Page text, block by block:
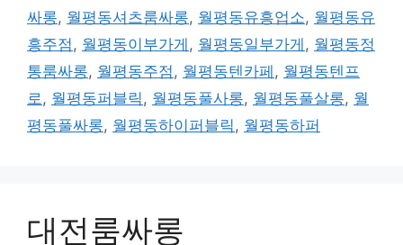
싸롱, 월평동셔츠룸싸롱, 월평동유흥업소, 월평동유
흥주점 , 월평동이부가게 , 월평동일부가게 , 월평동정
통룸싸롱, 월평동주점 , 월평동텐카페 , 월평동텐프
로 , 월평동퍼블릭 , 월평동풀사롱, 월평동풀살롱, 월
평동풀싸롱, 월평동하이퍼블릭 , 월평동하퍼
대전룸싸롱